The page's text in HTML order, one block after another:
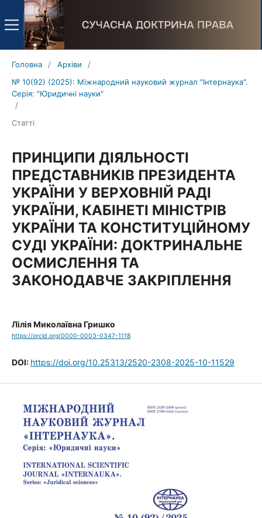
Головна / Архіви
/
№ 10(92) (2025): Міжнародний науковий журнал "Інтернаука".
Серія: "Юридичні науки"
/
Статті
ПРИНЦИПИ ДІЯЛЬНОСТІ
ПРЕДСТАВНИКІВ ПРЕЗИДЕНТА
УКРАЇНИ У ВЕРХОВНІЙ РАДІ
УКРАЇНИ, КАБІНЕТІ МІНІСТРІВ
УКРАЇНИ ТА КОНСТИТУЦІЙНОМУ
СУДІ УКРАЇНИ: ДОКТРИНАЛЬНЕ
ОСМИСЛЕННЯ ТА
ЗАКОНОДАВЧЕ ЗАКРІПЛЕННЯ
Лілія Миколаївна Гришко
https://orcid.org/0000-0003-0347-1118
DOI: https://doi.org/10.25313/2520-2308-2025-10-11529